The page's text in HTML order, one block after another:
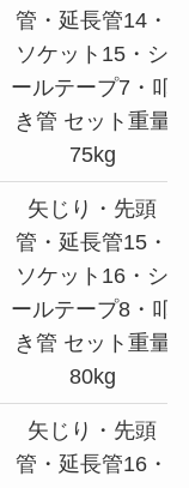
管・延長管14・
ソケット15・シ
ールテープ7・叩
き管 セット重量
75kg
矢じり・先頭
管・延長管15・
ソケット16・シ
ールテープ8・叩
き管 セット重量
80kg
矢じり・先頭
管・延長管16・